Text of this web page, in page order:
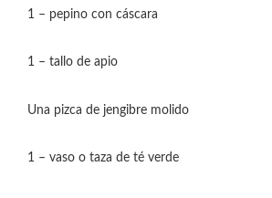
1 – pepino con cáscara
1 – tallo de apio
Una pizca de jengibre molido
1 – vaso o taza de té verde